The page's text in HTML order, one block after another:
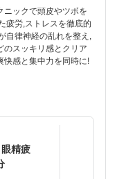
ニックで頭皮やツボを
疲労,ストレスを徹底的
自律神経の乱れを整え,
のスッキリ感とクリア
快感と集中力を同時に!
精疲